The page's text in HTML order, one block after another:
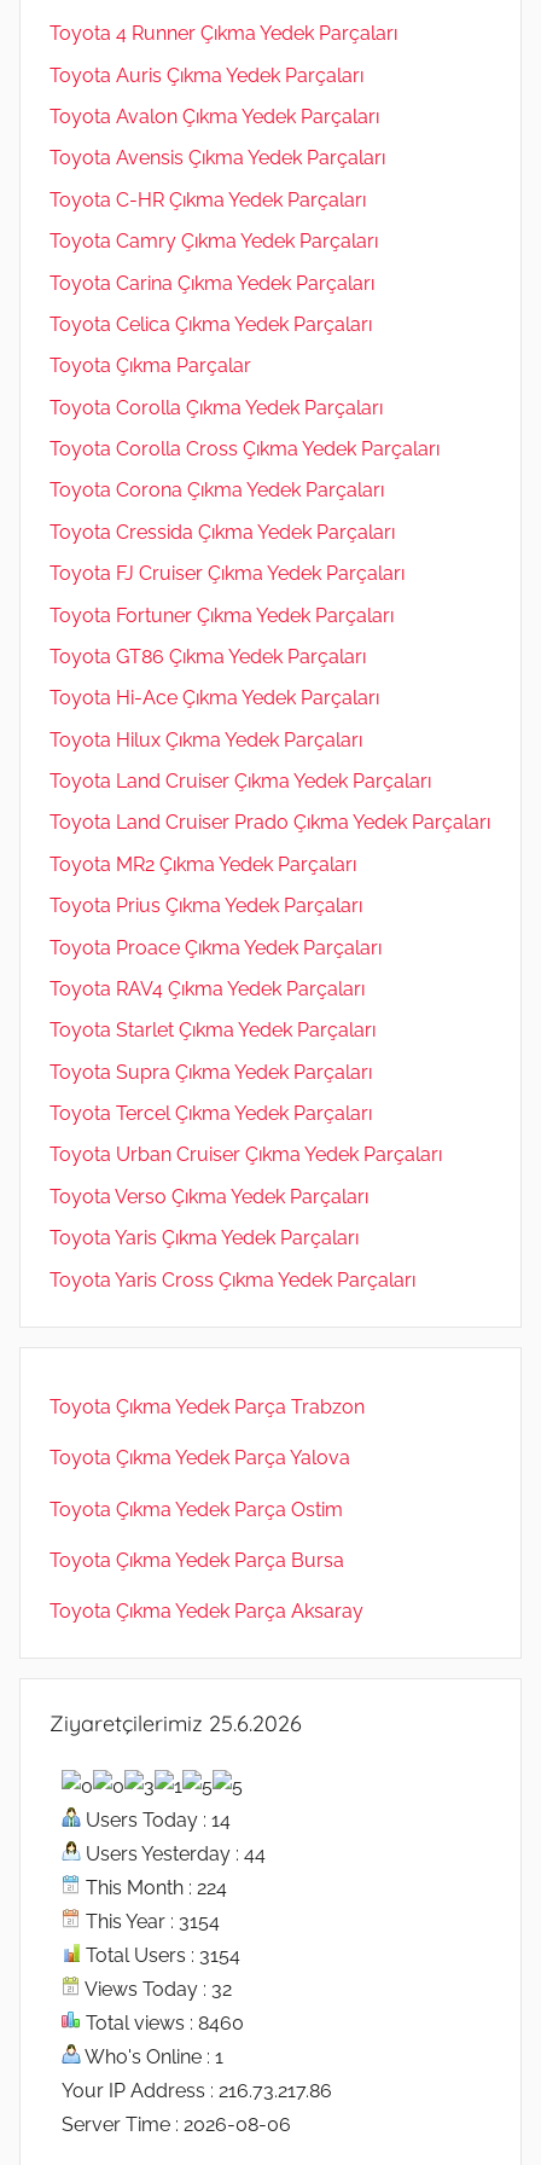
Toyota 4 Runner Çıkma Yedek Parçaları
Toyota Auris Çıkma Yedek Parçaları
Toyota Avalon Çıkma Yedek Parçaları
Toyota Avensis Çıkma Yedek Parçaları
Toyota C-HR Çıkma Yedek Parçaları
Toyota Camry Çıkma Yedek Parçaları
Toyota Carina Çıkma Yedek Parçaları
Toyota Celica Çıkma Yedek Parçaları
Toyota Çıkma Parçalar
Toyota Corolla Çıkma Yedek Parçaları
Toyota Corolla Cross Çıkma Yedek Parçaları
Toyota Corona Çıkma Yedek Parçaları
Toyota Cressida Çıkma Yedek Parçaları
Toyota FJ Cruiser Çıkma Yedek Parçaları
Toyota Fortuner Çıkma Yedek Parçaları
Toyota GT86 Çıkma Yedek Parçaları
Toyota Hi-Ace Çıkma Yedek Parçaları
Toyota Hilux Çıkma Yedek Parçaları
Toyota Land Cruiser Çıkma Yedek Parçaları
Toyota Land Cruiser Prado Çıkma Yedek Parçaları
Toyota MR2 Çıkma Yedek Parçaları
Toyota Prius Çıkma Yedek Parçaları
Toyota Proace Çıkma Yedek Parçaları
Toyota RAV4 Çıkma Yedek Parçaları
Toyota Starlet Çıkma Yedek Parçaları
Toyota Supra Çıkma Yedek Parçaları
Toyota Tercel Çıkma Yedek Parçaları
Toyota Urban Cruiser Çıkma Yedek Parçaları
Toyota Verso Çıkma Yedek Parçaları
Toyota Yaris Çıkma Yedek Parçaları
Toyota Yaris Cross Çıkma Yedek Parçaları
Toyota Çıkma Yedek Parça Trabzon
Toyota Çıkma Yedek Parça Yalova
Toyota Çıkma Yedek Parça Ostim
Toyota Çıkma Yedek Parça Bursa
Toyota Çıkma Yedek Parça Aksaray
Ziyaretçilerimiz 25.6.2026
Users Today : 14
Users Yesterday : 44
This Month : 224
This Year : 3154
Total Users : 3154
Views Today : 32
Total views : 8460
Who's Online : 1
Your IP Address : 216.73.217.86
Server Time : 2026-08-06